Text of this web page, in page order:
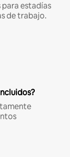
estadías
de trabajo.